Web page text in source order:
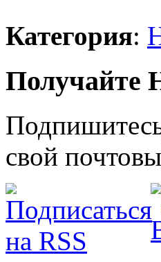
Категория:
Получайте
свой